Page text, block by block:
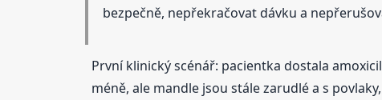
bezpečně, nepřekračovat dávku a
První klinický scénář: pacientka dostala
méně, ale mandle jsou stále zarudlé a s